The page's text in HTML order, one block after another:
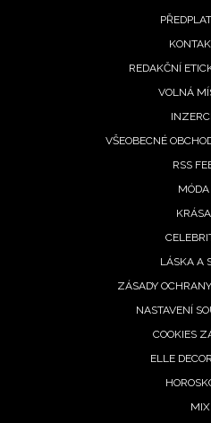
NEWSLETTER
Přihlášením k newsletteru
podmínkami společnosti
potvrzujete, že jste se
-
Vašimi údaji pracovat
vyhodnocení akce a zasílání
Chcete navíc dostávat i další
informace od našich
zpracováním údajů k
REDAKČNÍ
VOLNÁ
VŠEOBECNÉ
RSS
MÓDA
KRÁSA
LÁSKA A
ZÁSADY
NASTAVENÍ
COOKIES
ELLE
MIX